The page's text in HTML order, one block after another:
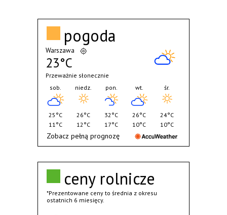
ceny rolnicze
*Prezentowane ceny to średnia z okresu
ostatnich 6 miesięcy.
pogoda
Warszawa
23°C
Przeważnie słonecznie
sob.
25°C
11°C
niedz.
26°C
12°C
pon.
32°C
17°C
wt.
26°C
10°C
śr.
24°C
10°C
Zobacz pełną prognozę